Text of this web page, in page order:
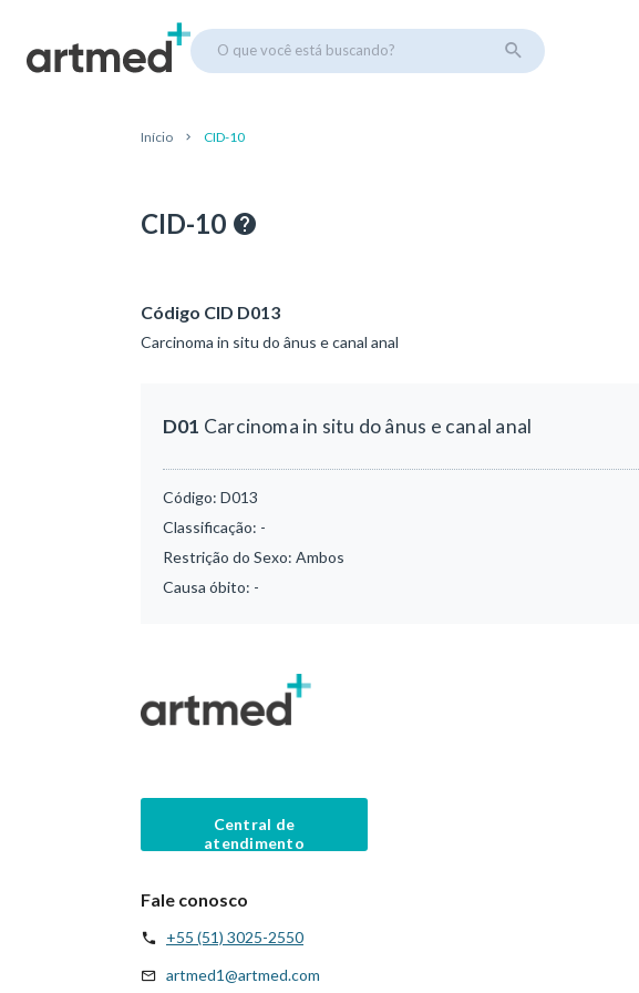
O que você está buscando?
Início CID-10
CID-10
Código CID D013
Carcinoma in situ do ânus e canal anal
D01 Carcinoma in situ do ânus e canal anal
Código: D013
Classificação: -
Restrição do Sexo: Ambos
Causa óbito: -
Central de
atendimento
Fale conosco
+55 (51) 3025-2550
artmed1@artmed.com